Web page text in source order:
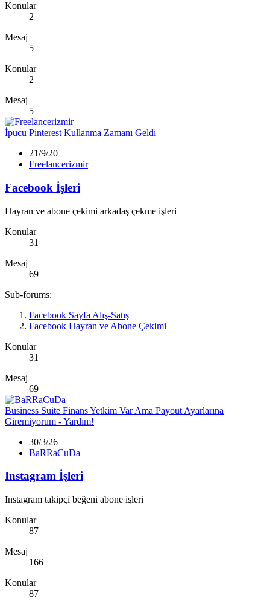
Konular
2
Mesaj
5
Konular
2
Mesaj
5
İpucu Pinterest Kullanma Zamanı Geldi
21/9/20
Freelancerizmir
Facebook İşleri
Hayran ve abone çekimi arkadaş çekme işleri
Konular
31
Mesaj
69
Sub-forums:
Facebook Sayfa Alış-Satış
Facebook Hayran ve Abone Çekimi
Konular
31
Mesaj
69
Business Suite Finans Yetkim Var Ama Payout Ayarlarına
Giremiyorum - Yardım!
30/3/26
BaRRaCuDa
Instagram İşleri
Instagram takipçi beğeni abone işleri
Konular
87
Mesaj
166
Konular
87